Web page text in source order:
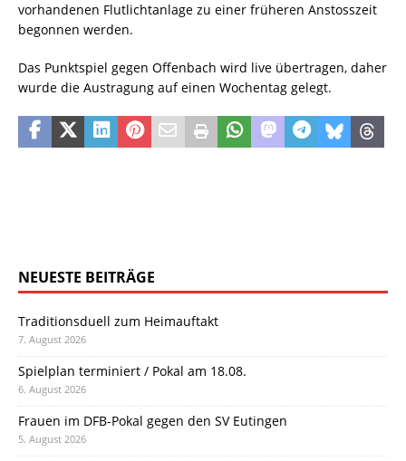
vorhandenen Flutlichtanlage zu einer früheren Anstosszeit
begonnen werden.
Das Punktspiel gegen Offenbach wird live übertragen, daher
wurde die Austragung auf einen Wochentag gelegt.
NEUESTE BEITRÄGE
Traditionsduell zum Heimauftakt
7. August 2026
Spielplan terminiert / Pokal am 18.08.
6. August 2026
Frauen im DFB-Pokal gegen den SV Eutingen
5. August 2026